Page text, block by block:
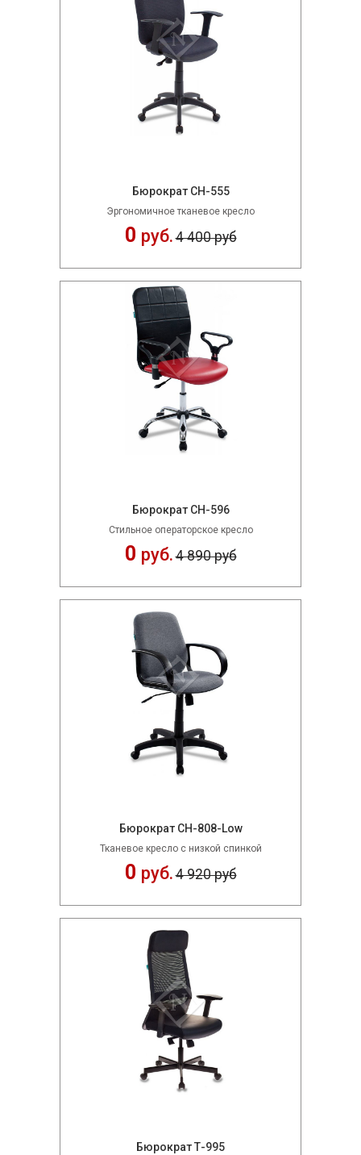
Бюрократ CH-555
Эргономичное тканевое кресло
0 руб.4 400 руб
Бюрократ CH-596
Стильное операторское кресло
0 руб.4 890 руб
Бюрократ CH-808-Low
Тканевое кресло с низкой спинкой
0 руб.4 920 руб
Бюрократ Т-995